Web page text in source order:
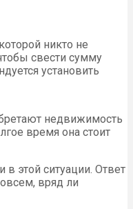
никто не
свести сумму
установить
недвижимость
время она стоит
этой ситуации. Ответ
вряд ли